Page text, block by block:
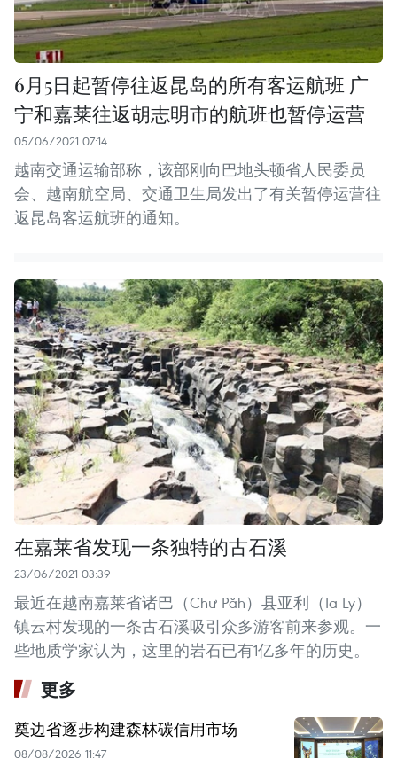
6月5日起暂停往返昆岛的所有客运航班 广
宁和嘉莱往返胡志明市的航班也暂停运营
05/06/2021 07:14
越南交通运输部称，该部刚向巴地头顿省人民委员
会、越南航空局、交通卫生局发出了有关暂停运营往
返昆岛客运航班的通知。
在嘉莱省发现一条独特的古石溪
23/06/2021 03:39
最近在越南嘉莱省诸巴（Chư Păh）县亚利（Ia Ly）
镇云村发现的一条古石溪吸引众多游客前来参观。一
些地质学家认为，这里的岩石已有1亿多年的历史。
更多
奠边省逐步构建森林碳信用市场
08/08/2026 11:47